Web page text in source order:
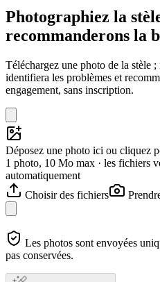
Photographiez la
recommanderons la
Téléchargez une photo de la stèle
identifiera les problèmes et
engagement, sans inscription.
Déposez une photo ici ou cliquez
1 photo, 10 Mo max · les fichiers
automatiquement
Choisir des fichiers
Les photos sont envoyées
pas conservées.